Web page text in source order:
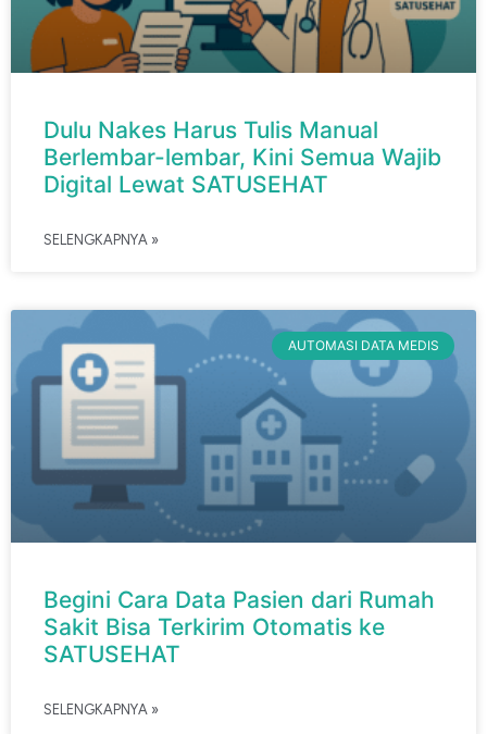
Dulu Nakes Harus Tulis Manual
Berlembar-lembar, Kini Semua Wajib
Digital Lewat SATUSEHAT
SELENGKAPNYA »
AUTOMASI DATA MEDIS
Begini Cara Data Pasien dari Rumah
Sakit Bisa Terkirim Otomatis ke
SATUSEHAT
SELENGKAPNYA »